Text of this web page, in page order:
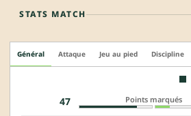
STATS MATCH
Général Attaque Jeu au pied Discipline
47 Points marqués